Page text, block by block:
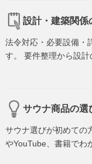
設計・建築関係
法令対応・必要設備・
す。 要件整理から設計
サウナ商品の選
サウナ選びが初めての
やYouTube、書籍でわ